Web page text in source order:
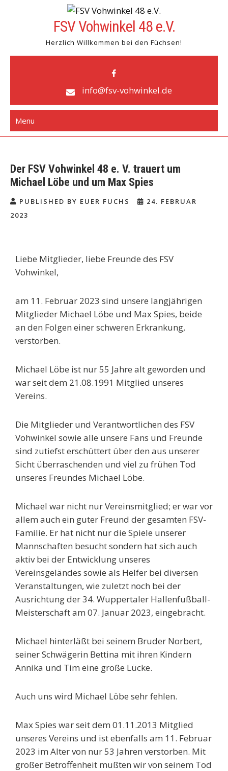
FSV Vohwinkel 48 e.V.
Herzlich Willkommen bei den Füchsen!
info@fsv-vohwinkel.de
Menu
Der FSV Vohwinkel 48 e. V. trauert um
Michael Löbe und um Max Spies
PUBLISHED BY EUER FUCHS
24. FEBRUAR
2023
Liebe Mitglieder, liebe Freunde des FSV
Vohwinkel,
am 11. Februar 2023 sind unsere langjährigen
Mitglieder Michael Löbe und Max Spies, beide
an den Folgen einer schweren Erkrankung,
verstorben.
Michael Löbe ist nur 55 Jahre alt geworden und
war seit dem 21.08.1991 Mitglied unseres
Vereins.
Die Mitglieder und Verantwortlichen des FSV
Vohwinkel sowie alle unsere Fans und Freunde
sind zutiefst erschüttert über den aus unserer
Sicht überraschenden und viel zu frühen Tod
unseres Freundes Michael Löbe.
Michael war nicht nur Vereinsmitglied; er war vor
allem auch ein guter Freund der gesamten FSV-
Familie. Er hat nicht nur die Spiele unserer
Mannschaften besucht sondern hat sich auch
aktiv bei der Entwicklung unseres
Vereinsgeländes sowie als Helfer bei diversen
Veranstaltungen, wie zuletzt noch bei der
Ausrichtung der 34. Wuppertaler Hallenfußball-
Meisterschaft am 07. Januar 2023, eingebracht.
Michael hinterläßt bei seinem Bruder Norbert,
seiner Schwägerin Bettina mit ihren Kindern
Annika und Tim eine große Lücke.
Auch uns wird Michael Löbe sehr fehlen.
Max Spies war seit dem 01.11.2013 Mitglied
unseres Vereins und ist ebenfalls am 11. Februar
2023 im Alter von nur 53 Jahren verstorben. Mit
großer Betroffenheit mußten wir von seinem Tod